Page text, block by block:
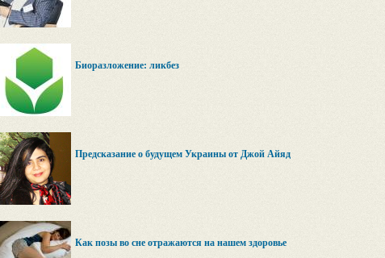
Биоразложение: ликбез
Предсказание о будущем Украины от Джой Айяд
Как позы во сне отражаются на нашем здоровье